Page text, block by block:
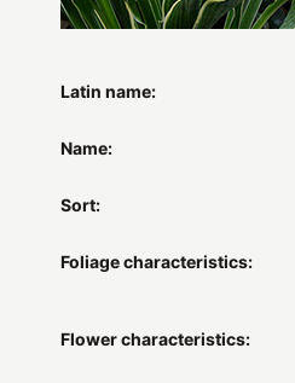
Latin name:
Name:
Sort:
Foliage characteristics:
Flower characteristics: